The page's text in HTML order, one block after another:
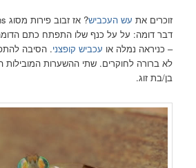
זוכרים את עש העכביש
דבר דומה: על על כנף שלו התפתח כתם
– כניראה נמלה או עכביש קופצני. הסיבה
לא ברורה לחוקרים. שתי ההשערות המובילות
בן/בת זוג.